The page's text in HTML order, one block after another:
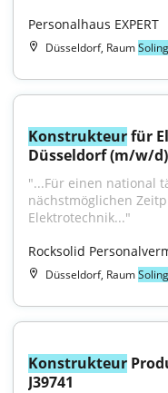
Personalhaus EXPERT
Düsseldorf, Raum
Konstrukteur für
Düsseldorf (m/w/d)
"...Für einen national
nächstmöglichen
Elektrotechnik..."
Rocksolid
Düsseldorf, Raum
Konstrukteur
J39741